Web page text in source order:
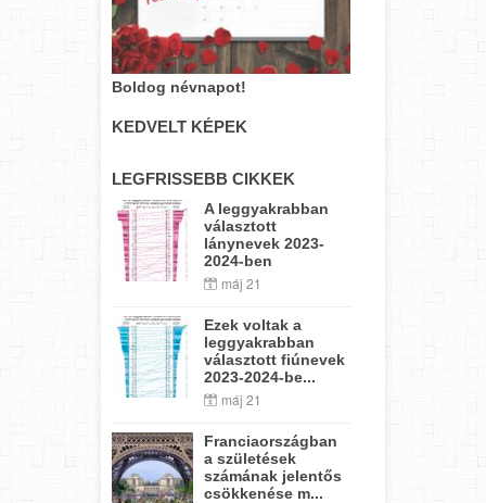
Boldog névnapot!
KEDVELT KÉPEK
LEGFRISSEBB CIKKEK
A leggyakrabban
választott
lánynevek 2023-
2024-ben
máj 21
Ezek voltak a
leggyakrabban
választott fiúnevek
2023-2024-be...
máj 21
Franciaországban
a születések
számának jelentős
csökkenése m...